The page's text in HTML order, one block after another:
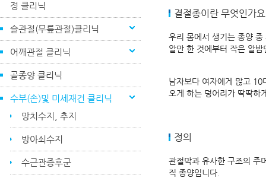
정 클리닉
슬관절(무릎관절)클리닉
어깨관절 클리닉
골종양 클리닉
수부(손)및 미세재건 클리닉
망치수지, 추지
방아쇠수지
수근관증후군
결절종이란 무엇인가
우리 몸에서 생기는 종양
알만 한 것에부터 작은 알
남자보다 여자에게 많고
오게 하는 덩어리가 딱딱하
정의
관절막과 유사한 구조의 주
직 종양입니다.